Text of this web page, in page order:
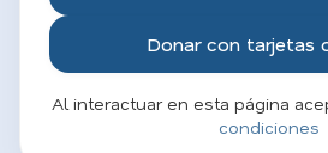
Donar con tarjetas
Al interactuar en esta página
condiciones